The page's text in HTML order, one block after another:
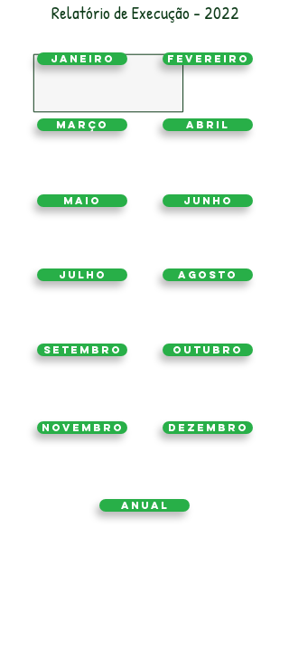
Relatório de Execução - 2022
Janeiro Fevereiro
Março Abril
Maio Junho
Julho Agosto
Setembro Outubro
Novembro Dezembro
ANUAL